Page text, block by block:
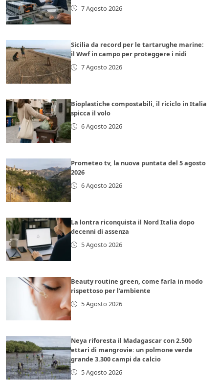
7 Agosto 2026
Sicilia da record per le tartarughe marine:
il Wwf in campo per proteggere i nidi
7 Agosto 2026
Bioplastiche compostabili, il riciclo in Italia
spicca il volo
6 Agosto 2026
Prometeo tv, la nuova puntata del 5 agosto
2026
6 Agosto 2026
La lontra riconquista il Nord Italia dopo
decenni di assenza
5 Agosto 2026
Beauty routine green, come farla in modo
rispettoso per l’ambiente
5 Agosto 2026
Neya riforesta il Madagascar con 2.500
ettari di mangrovie: un polmone verde
grande 3.300 campi da calcio
5 Agosto 2026